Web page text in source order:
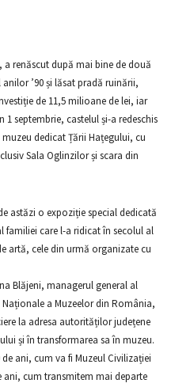
a renăscut după mai bine de două
’90 și lăsat pradă ruinării,
de 11,5 milioane de lei, iar
septembrie, castelul și-a redeschis
dedicat Țării Hațegului, cu
Sala Oglinzilor și scara din
astăzi o expoziție special dedicată
familiei care l-a ridicat în secolul al
artă, cele din urmă organizate cu
Blăjeni, managerul general al
Naționale a Muzeelor din România,
la adresa autorităților județene
și în transformarea sa în muzeu.
ani, cum va fi Muzeul Civilizației
ani, cum transmitem mai departe